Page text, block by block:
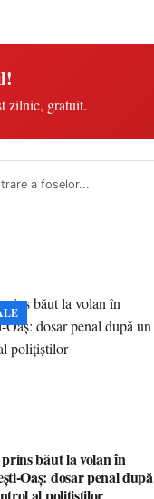
zilnic, gratuit.
a foselor...
băut la volan în
Oaș: dosar penal după